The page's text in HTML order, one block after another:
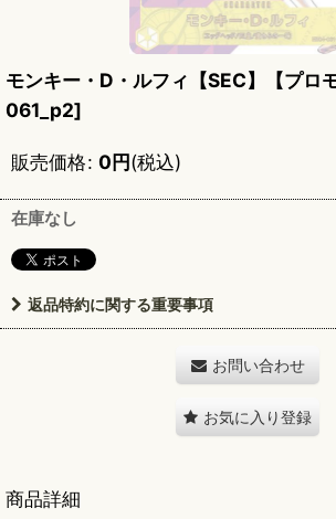
モンキー・D・ルフィ【SEC】【プロ
061_p2]
販売価格: 0円(税込)
在庫なし
返品特約に関する重要事項
お問い合わせ
お気に入り登録
商品詳細